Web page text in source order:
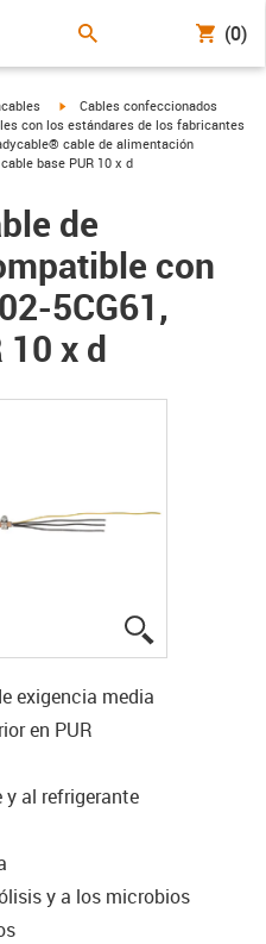
(0)
igus-icon-arrow-right
Cables confeccionados
con los estándares de los fabricantes
icon-arrow-rightcable de alimentación
base PUR 10 x d
de
con
5CG61,
10 x d
exigencia media
en PUR
al refrigerante
y a los microbios